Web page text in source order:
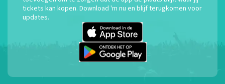
tickets kan kopen. Download 'm nu en blijf terugkomen voor
updates.